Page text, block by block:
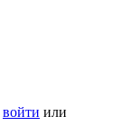
войти или